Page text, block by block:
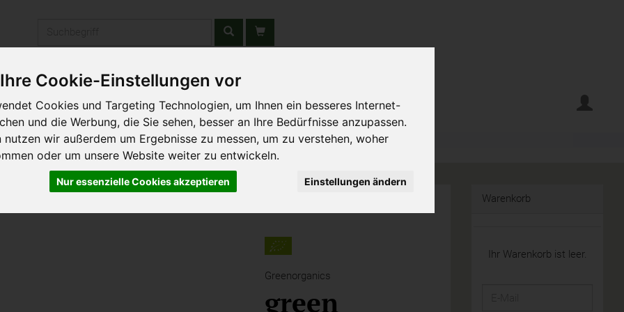
Cookie-Einstellungen vor
Cookies und Targeting Technologien, um Ihnen ein besseres Internet-
und die Werbung, die Sie sehen, besser an Ihre Bedürfnisse anzupassen.
nutzen wir außerdem um Ergebnisse zu messen, um zu verstehen, woher
oder um unsere Website weiter zu entwickeln.
Nur essenzielle Cookies akzeptieren Einstellungen ändern
& Schulen Liefergebiet Wochenmarkt
Greenorganics
green
Warenkorb
Ihr Warenkorb ist leer.